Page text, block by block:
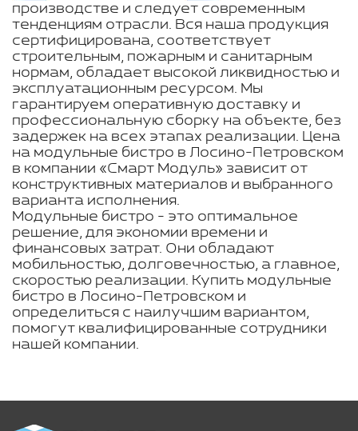
производстве и следует современным
тенденциям отрасли. Вся наша продукция
сертифицирована, соответствует
строительным, пожарным и санитарным
нормам, обладает высокой ликвидностью и
эксплуатационным ресурсом. Мы
гарантируем оперативную доставку и
профессиональную сборку на объекте, без
задержек на всех этапах реализации. Цена
на модульные бистро в Лосино-Петровском
в компании «Смарт Модуль» зависит от
конструктивных материалов и выбранного
варианта исполнения.
Модульные бистро - это оптимальное
решение, для экономии времени и
финансовых затрат. Они обладают
мобильностью, долговечностью, а главное,
скоростью реализации. Купить модульные
бистро в Лосино-Петровском и
определиться с наилучшим вариантом,
помогут квалифицированные сотрудники
нашей компании.